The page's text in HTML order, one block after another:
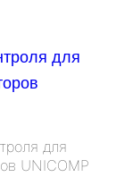
для
UNICOMP